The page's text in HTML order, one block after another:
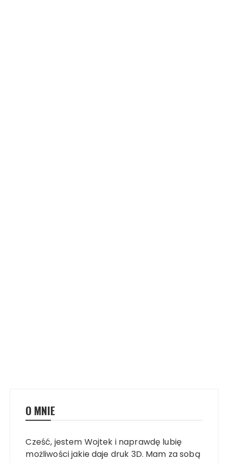
O MNIE
Cześć, jestem Wojtek i naprawdę lubię
możliwości jakie daje druk 3D. Mam za sobą